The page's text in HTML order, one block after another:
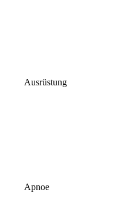
Ausrüstung
Apnoe